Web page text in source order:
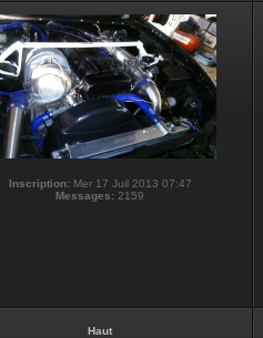
Inscription:Mer 17 Juil 2013 07:47
Messages: 2159
Haut